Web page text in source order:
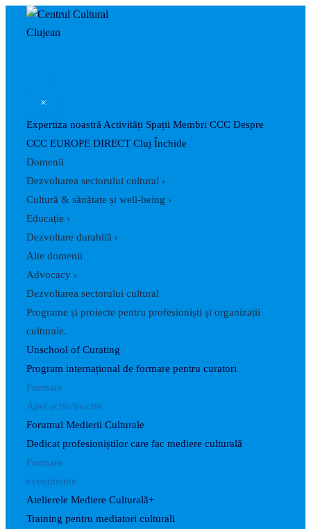
Skip
×
Expertiza noastră Activități Spații Membri CCC Despre
CCC EUROPE DIRECT Cluj Închide
Domenii
Dezvoltarea sectorului cultural ›
Cultură & sănătate și well-being ›
Educație ›
Dezvoltare durabilă ›
Alte domenii
Advocacy ›
Dezvoltarea sectorului cultural
Programe și proiecte pentru profesioniști și organizații
culturale.
Unschool of Curating
Program internațional de formare pentru curatori
Formare
Apel activ/inactiv
Forumul Medierii Culturale
Dedicat profesioniștilor care fac mediere culturală
Formare
evenimente
Atelierele Mediere Culturală+
Training pentru mediatori culturali
Post
navigation
Caută